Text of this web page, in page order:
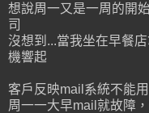
想說周一又是一周的開
司
沒想到...當我坐在早餐
機響起
客戶反映mail系統不能
周一一大早mail就故障